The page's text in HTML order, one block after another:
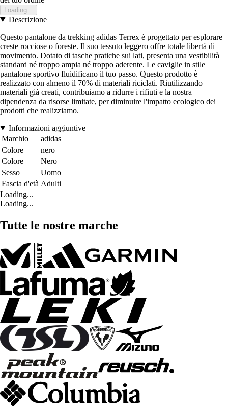
Loading...
Descrizione
Questo pantalone da trekking adidas Terrex è progettato per esplorare
creste rocciose o foreste. Il suo tessuto leggero offre totale libertà di
movimento. Dotato di tasche pratiche sui lati, presenta una vestibilità
standard né troppo ampia né troppo aderente. Le caviglie in stile
pantalone sportivo fluidificano il tuo passo. Questo prodotto è
realizzato con almeno il 70% di materiali riciclati. Riutilizzando
materiali già creati, contribuiamo a ridurre i rifiuti e la nostra
dipendenza da risorse limitate, per diminuire l'impatto ecologico dei
prodotti che realizziamo.
Informazioni aggiuntive
Marchio
adidas
Colore
nero
Colore
Nero
Sesso
Uomo
Fascia d'età Adulti
Loading...
Loading...
Tutte le nostre marche